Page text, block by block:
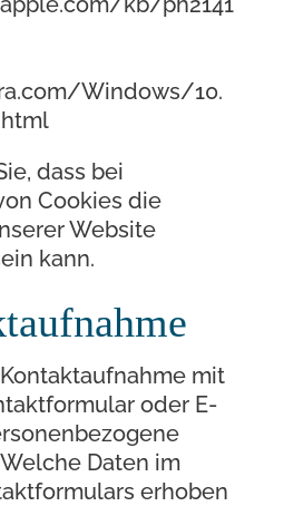
Windows/10.
dass bei
Cookies die
Website
kann.
mit
oder E-
Daten im
erhoben